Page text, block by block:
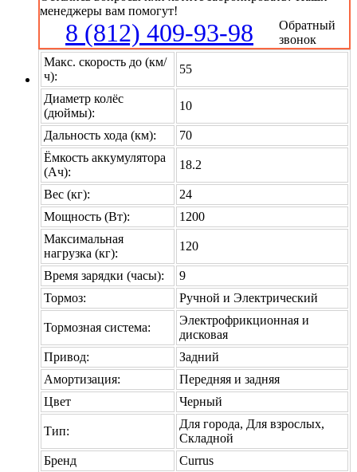
менеджеры вам помогут!
8 (812) 409-93-98
Обратный
звонок
Макс. скорость до (км/
ч):
55
Диаметр колёс
(дюймы):
10
Дальность хода (км):
70
Ёмкость аккумулятора
(Ач):
18.2
Вес (кг):
24
Мощность (Вт):
1200
Максимальная
нагрузка (кг):
120
Время зарядки (часы):
9
Тормоз:
Ручной и Электрический
Тормозная система:
Электрофрикционная и
дисковая
Привод:
Задний
Амортизация:
Передняя и задняя
Цвет
Черный
Тип:
Для города, Для взрослых,
Складной
Бренд
Currus